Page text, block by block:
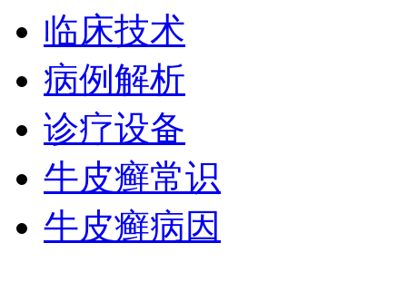
临床技术
病例解析
诊疗设备
牛皮癣常识
牛皮癣病因